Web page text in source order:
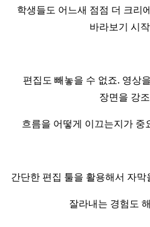
학생들도 어느새 점점 더 크리
바라보기 시
편집도 빼놓을 수 없죠. 영상
장면을 강
흐름을 어떻게 이끄는지가 중
간단한 편집 툴을 활용해서 자
잘라내는 경험도